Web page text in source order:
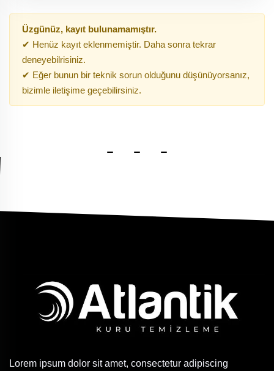
Üzgünüz, kayıt bulunamamıştır.
✔ Henüz kayıt eklenmemiştir. Daha sonra tekrar
deneyebilrisiniz.
✔ Eğer bunun bir teknik sorun olduğunu düşünüyorsanız,
bizimle iletişime geçebilirsiniz.
Lorem ipsum dolor sit amet, consectetur adipiscing